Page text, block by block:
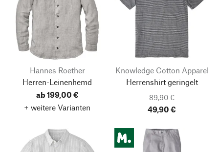
Hannes Roether
Herren-Leinenhemd
ab 199,00 €
+ weitere Varianten
Knowledge Cotton Apparel
Herrenshirt geringelt
89,90 €
49,90 €